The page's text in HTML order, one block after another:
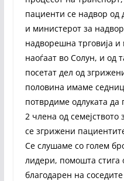
пациенти се надвор од
и министерот за
надворешна трговија и
наоѓаат во Солун, и од
посетат дел од
половина имаме
потврдиме одлуката
2 члена од семејството
се згрижени
Се слушаме со голем
лидери, помошта стига
благодарен на